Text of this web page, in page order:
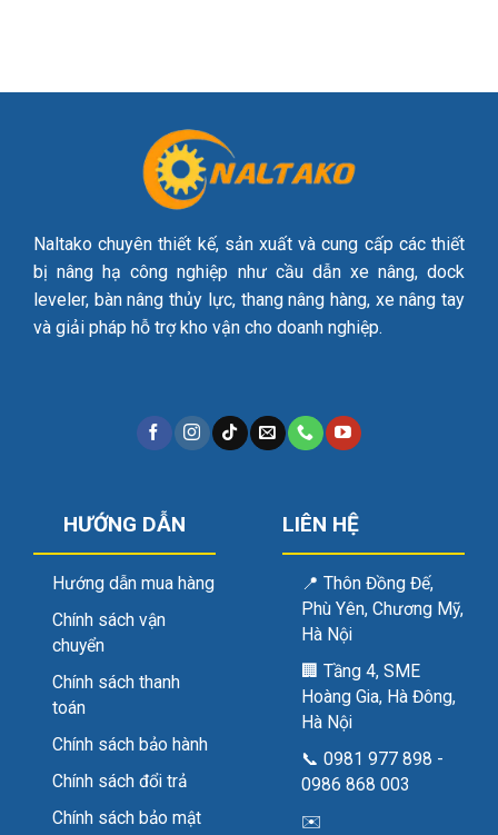
Naltako chuyên thiết kế, sản xuất và cung cấp các thiết
bị nâng hạ công nghiệp như cầu dẫn xe nâng, dock
leveler, bàn nâng thủy lực, thang nâng hàng, xe nâng tay
và giải pháp hỗ trợ kho vận cho doanh nghiệp.
HƯỚNG DẪN
Hướng dẫn mua hàng
Chính sách vận
chuyển
Chính sách thanh
toán
Chính sách bảo hành
Chính sách đổi trả
Chính sách bảo mật
LIÊN HỆ
📍 Thôn Đồng Đế,
Phù Yên, Chương Mỹ,
Hà Nội
🏢 Tầng 4, SME
Hoàng Gia, Hà Đông,
Hà Nội
📞 0981 977 898 -
0986 868 003
✉️